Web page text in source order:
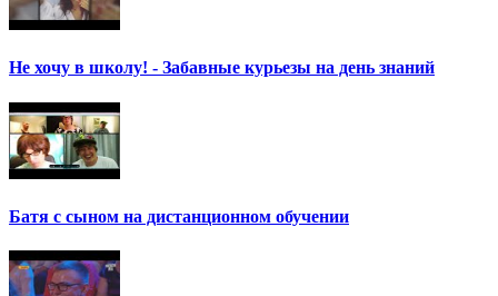
Не хочу в школу! - Забавные курьезы на день знаний
Батя с сыном на дистанционном обучении